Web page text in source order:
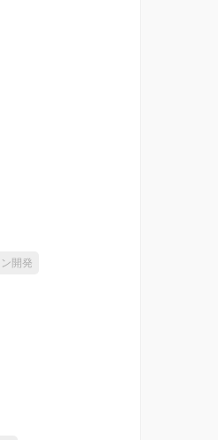
開発